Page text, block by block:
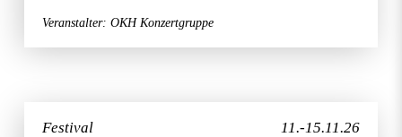
Veranstalter: OKH Konzertgruppe
11.-15.11.26
Festival